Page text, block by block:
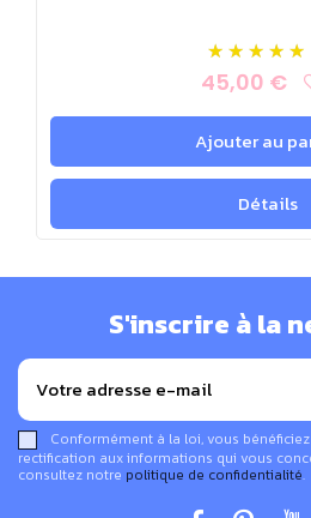
45,00 €
Ajouter au
Détails
S'inscrire à la
Conformément à la loi, vous bénéficiez
rectification aux informations qui vous
consultez notre politique de confidentialité.